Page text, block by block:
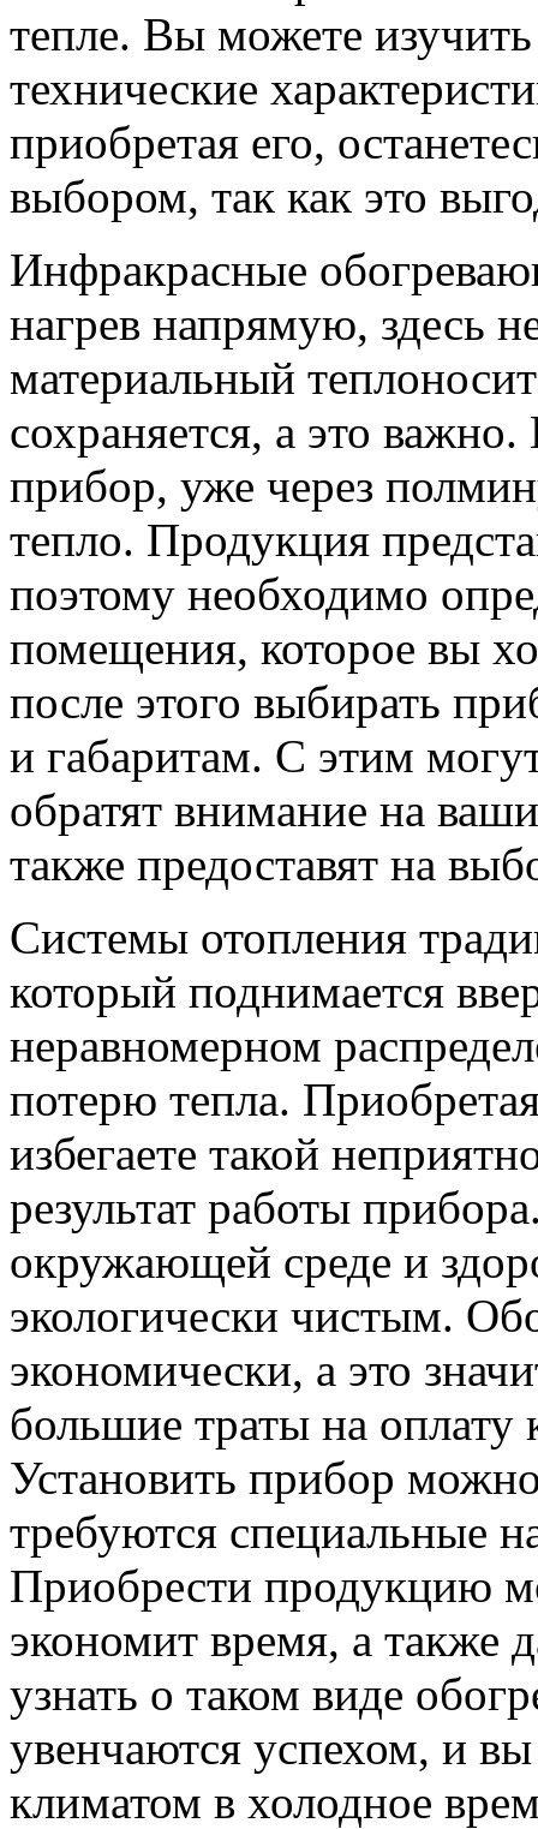
тепле. Вы можете
технические
приобретая его,
выбором, так как это
Инфракрасные
нагрев напрямую, здесь
материальный
сохраняется, а это
прибор, уже через
тепло. Продукция
поэтому необходимо
помещения, которое вы
после этого выбирать
и габаритам. С этим
обратят внимание на
также предоставят на
Системы отопления
который поднимается
неравномерном
потерю тепла.
избегаете такой
результат работы
окружающей среде и
экологически чистым.
экономически, а это
большие траты на оплату
Установить прибор
требуются специальные
Приобрести продукцию
экономит время, а также
узнать о таком виде
увенчаются успехом, и
климатом в холодное